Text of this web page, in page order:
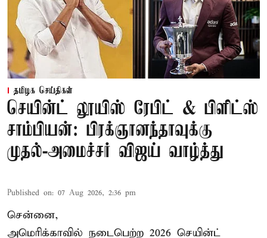
தமிழக செய்திகள்
செயின்ட் லூயிஸ் ரேபிட் & பிளிட்ஸ்
சாம்பியன்: பிரக்ஞானந்தாவுக்கு
முதல்-அமைச்சர் விஜய் வாழ்த்து
Published on: 07 Aug 2026, 2:36 pm
சென்னை,
அமெரிக்காவில் நடைபெற்ற 2026 செயின்ட்